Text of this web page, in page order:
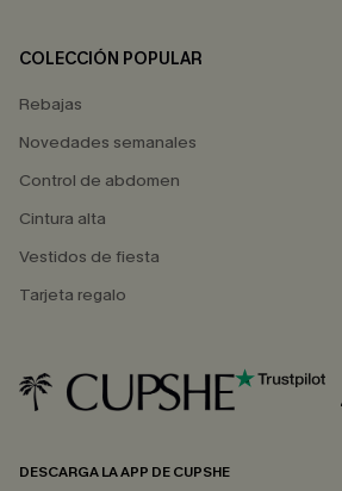
COLECCIÓN POPULAR
Rebajas
Novedades semanales
Control de abdomen
Cintura alta
Vestidos de fiesta
Tarjeta regalo
DESCARGA LA APP DE CUPSHE